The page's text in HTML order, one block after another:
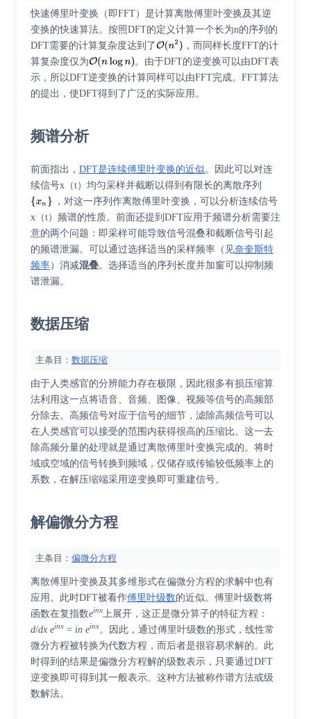
快速傅里叶变换（即FFT）是计算离散傅里叶变换及其逆
变换的快速算法。按照DFT的定义计算一个长为n的序列的
DFT需要的计算复杂度达到了
，而同样长度FFT的计
算复杂度仅为
。由于DFT的逆变换可以由DFT表
示，所以DFT逆变换的计算同样可以由FFT完成。FFT算法
的提出，使DFT得到了广泛的实际应用。
频谱分析
前面指出， DFT是连续傅里叶变换的近似 。因此可以对连
续信号x（t）均匀采样并截断以得到有限长的离散序列
，对这一序列作离散傅里叶变换，可以分析连续信号
x（t）频谱的性质。前面还提到DFT应用于频谱分析需要注
意的两个问题：即采样可能导致信号混叠和截断信号引起
的频谱泄漏。可以通过选择适当的采样频率（见奈奎斯特
频率）消减混叠。选择适当的序列长度并加窗可以抑制频
谱泄漏。
数据压缩
主条目： 数据压缩
由于人类感官的分辨能力存在极限，因此很多有损压缩算
法利用这一点将语音、音频、图像、视频等信号的高频部
分除去。高频信号对应于信号的细节，滤除高频信号可以
在人类感官可以接受的范围内获得很高的压缩比。这一去
除高频分量的处理就是通过离散傅里叶变换完成的。将时
域或空域的信号转换到频域，仅储存或传输较低频率上的
系数，在解压缩端采用逆变换即可重建信号。
解偏微分方程
主条目： 偏微分方程
离散傅里叶变换及其多维形式在偏微分方程的求解中也有
应用。此时DFT被看作傅里叶级数的近似。傅里叶级数将
函数在复指数einx
上展开，这正是微分算子的特征方程：
d/dx einx = in einx。因此，通过傅里叶级数的形式，线性常
微分方程被转换为代数方程，而后者是很容易求解的。此
时得到的结果是偏微分方程解的级数表示，只要通过DFT
逆变换即可得到其一般表示。这种方法被称作谱方法或级
数解法。